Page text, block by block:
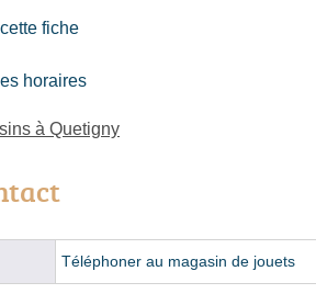
fiche
horaires
à Quetigny
Téléphoner au magasin de jouets